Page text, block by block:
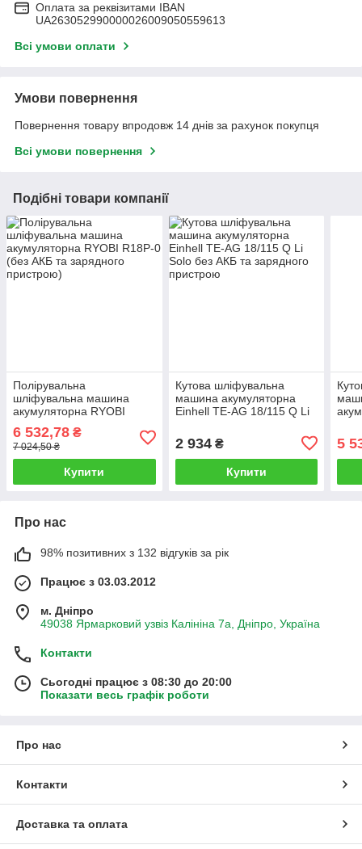
Оплата за реквізитами IBAN
UA263052990000026009050559613
Всі умови оплати
Умови повернення
Повернення товару впродовж 14 днів за рахунок покупця
Всі умови повернення
Подібні товари компанії
Полірувальна
шліфувальна машина
акумуляторна RYOBI
зарядного пристрою)
6 532,78 ₴
7 024,50 ₴
Купити
Кутова шліфувальна
машина акумуляторна
Einhell TE-AG 18/115 Q Li
пристрою
2 934₴
Купити
5
Про нас
98% позитивних з 132 відгуків за рік
Працює з 03.03.2012
м. Дніпро
49038 Ярмарковий узвіз Калініна 7а, Дніпро, Україна
Контакти
Сьогодні працює з 08:30 до 20:00
Показати весь графік роботи
Про нас
Контакти
Доставка та оплата